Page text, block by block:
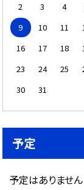
2
3 4
9
10 11
16
17 18
23
24 25
30
31
予定
予定はありません